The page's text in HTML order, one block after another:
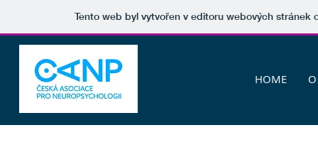
Tento web byl vytvořen v editoru webových stránek
HOME